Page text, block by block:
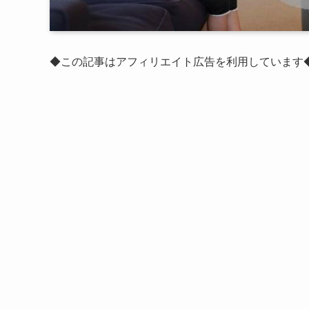
◆この記事はアフィリエイト広告を利用していま